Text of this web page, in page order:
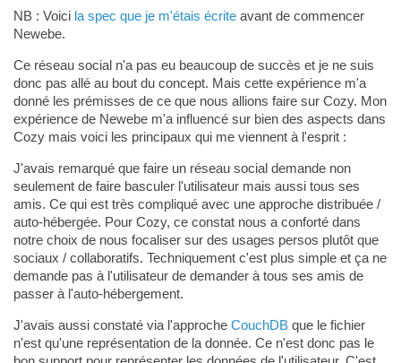
NB : Voici la spec que je m'étais écriteavant de commencer
Newebe.
Ce réseau social n'a pas eu beaucoup de succès et je ne suis
donc pas allé au bout du concept. Mais cette expérience m'a
donné les prémisses de ce que nous allions faire sur Cozy. Mon
expérience de Newebe m'a influencé sur bien des aspects dans
Cozy mais voici les principaux qui me viennent à l'esprit :
J'avais remarqué que faire un réseau social demande non
seulement de faire basculer l'utilisateur mais aussi tous ses
amis. Ce qui est très compliqué avec une approche distribuée /
auto-hébergée. Pour Cozy, ce constat nous a conforté dans
notre choix de nous focaliser sur des usages persos plutôt que
sociaux / collaboratifs. Techniquement c'est plus simple et ça ne
demande pas à l'utilisateur de demander à tous ses amis de
passer à l'auto-hébergement.
J'avais aussi constaté via l'approche CouchDBque le fichier
n'est qu'une représentation de la donnée. Ce n'est donc pas le